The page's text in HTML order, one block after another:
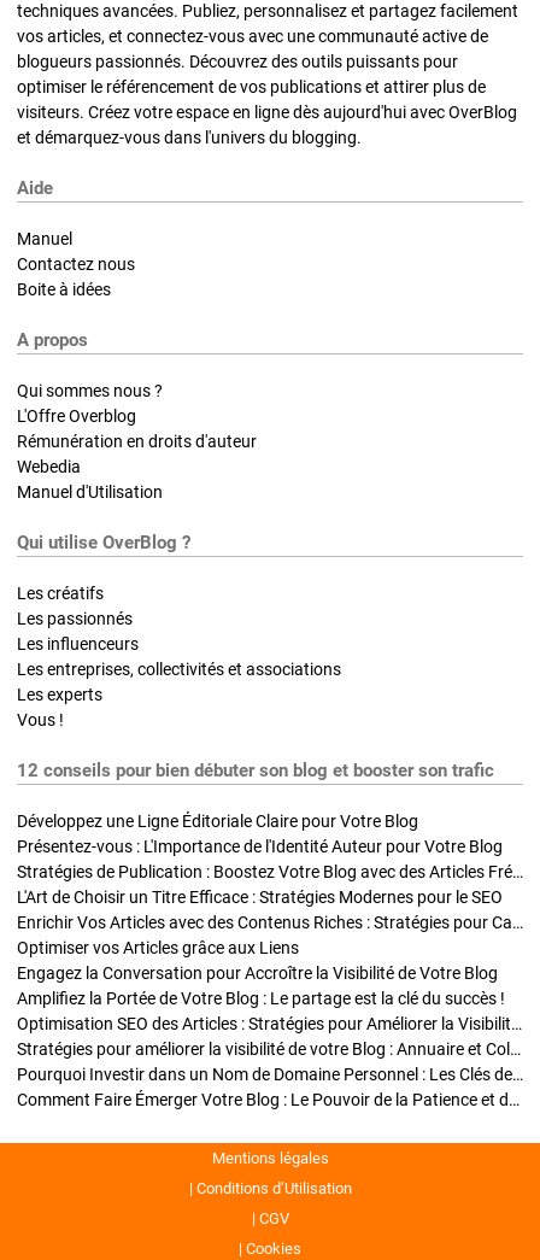
techniques avancées. Publiez, personnalisez et partagez facilement
vos articles, et connectez-vous avec une communauté active de
blogueurs passionnés. Découvrez des outils puissants pour
optimiser le référencement de vos publications et attirer plus de
visiteurs. Créez votre espace en ligne dès aujourd'hui avec OverBlog
et démarquez-vous dans l'univers du blogging.
Aide
Manuel
Contactez nous
Boite à idées
A propos
Qui sommes nous ?
L'Offre Overblog
Rémunération en droits d'auteur
Webedia
Manuel d'Utilisation
Qui utilise OverBlog ?
Les créatifs
Les passionnés
Les influenceurs
Les entreprises, collectivités et associations
Les experts
Vous !
12 conseils pour bien débuter son blog et booster son trafic
Développez une Ligne Éditoriale Claire pour Votre Blog
Présentez-vous : L'Importance de l'Identité Auteur pour Votre Blog
Stratégies de Publication : Boostez Votre Blog avec des Articles Fréquents et Exclusifs
L'Art de Choisir un Titre Efficace : Stratégies Modernes pour le SEO
Enrichir Vos Articles avec des Contenus Riches : Stratégies pour Captiver et Optimiser
Optimiser vos Articles grâce aux Liens
Engagez la Conversation pour Accroître la Visibilité de Votre Blog
Amplifiez la Portée de Votre Blog : Le partage est la clé du succès !
Optimisation SEO des Articles : Stratégies pour Améliorer la Visibilité de Votre Blog
Stratégies pour améliorer la visibilité de votre Blog : Annuaire et Collaborations
Pourquoi Investir dans un Nom de Domaine Personnel : Les Clés de la Réussite de Votre Blog
Comment Faire Émerger Votre Blog : Le Pouvoir de la Patience et de la Persévérance
Mentions légales
Conditions d’Utilisation
CGV
Cookies